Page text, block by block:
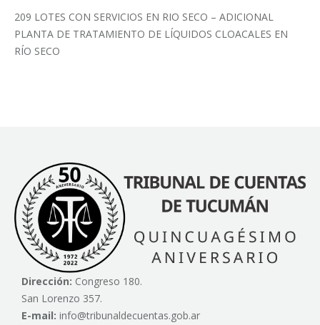
209 LOTES CON SERVICIOS EN RIO SECO – ADICIONAL
PLANTA DE TRATAMIENTO DE LÍQUIDOS CLOACALES EN
RÍO SECO
Dirección: Congreso 180.
San Lorenzo 357.
E-mail: info@tribunaldecuentas.gob.ar